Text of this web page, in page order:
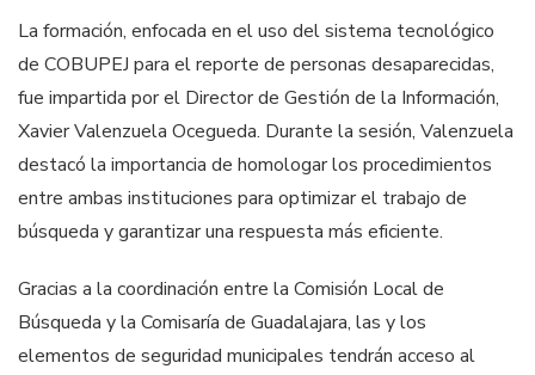
La formación, enfocada en el uso del sistema tecnológico
de COBUPEJ para el reporte de personas desaparecidas,
fue impartida por el Director de Gestión de la Información,
Xavier Valenzuela Ocegueda. Durante la sesión, Valenzuela
destacó la importancia de homologar los procedimientos
entre ambas instituciones para optimizar el trabajo de
búsqueda y garantizar una respuesta más eficiente.
Gracias a la coordinación entre la Comisión Local de
Búsqueda y la Comisaría de Guadalajara, las y los
elementos de seguridad municipales tendrán acceso al